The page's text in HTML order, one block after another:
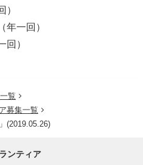
）
年一回）
回）
覧
募集一覧
(2019.05.26)
ンティア